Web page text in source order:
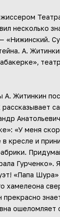
несколько
«Нижинский.
А.
А. Житинкин
рассказывает
«У меня
кресле и
Гурченко».
«Папа Шура»
хамелеона
прекрасно
ошеломляет